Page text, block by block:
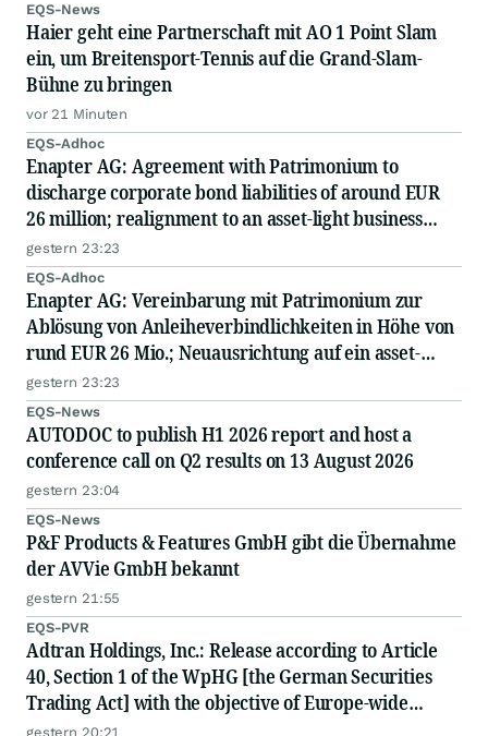
EQS-News
Haier geht eine Partnerschaft mit AO 1 Point Slam
ein, um Breitensport-Tennis auf die Grand-Slam-
Bühne zu bringen
vor 21 Minuten
EQS-Adhoc
Enapter AG: Agreement with Patrimonium to
discharge corporate bond liabilities of around EUR
26 million; realignment to an asset-light business
model; capital measure planned
gestern 23:23
EQS-Adhoc
Enapter AG: Vereinbarung mit Patrimonium zur
Ablösung von Anleiheverbindlichkeiten in Höhe von
rund EUR 26 Mio.; Neuausrichtung auf ein asset-
light-Geschäftsmodell; geplante Kapitalmaßnahme
gestern 23:23
EQS-News
AUTODOC to publish H1 2026 report and host a
conference call on Q2 results on 13 August 2026
gestern 23:04
EQS-News
P&F Products & Features GmbH gibt die Übernahme
der AVVie GmbH bekannt
gestern 21:55
EQS-PVR
Adtran Holdings, Inc.: Release according to Article
40, Section 1 of the WpHG [the German Securities
Trading Act] with the objective of Europe-wide
distribution
gestern 20:21